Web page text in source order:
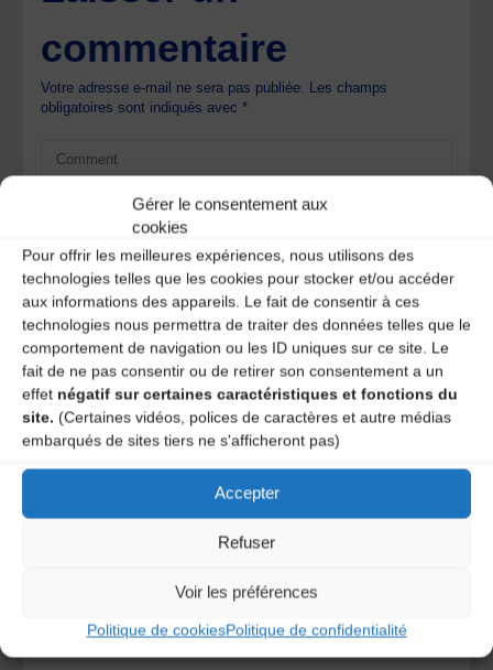
Gérer le consentement aux
cookies
Pour offrir les meilleures expériences, nous utilisons des
technologies telles que les cookies pour stocker et/ou accéder
aux informations des appareils. Le fait de consentir à ces
technologies nous permettra de traiter des données telles que le
comportement de navigation ou les ID uniques sur ce site. Le
fait de ne pas consentir ou de retirer son consentement a un
effet négatif sur certaines caractéristiques et fonctions du
site. (Certaines vidéos, polices de caractères et autre médias
embarqués de sites tiers ne s'afficheront pas)
Accepter
Refuser
Voir les préférences
Politique de cookiesPolitique de confidentialité
commentaire
Votre adresse e-mail ne sera pas publiée. Les champs
obligatoires sont indiqués avec*
Ce site utilise Akismet pour réduire les indésirables.
savoir plus sur la façon dont les données de vos
commentaires sont traitées.